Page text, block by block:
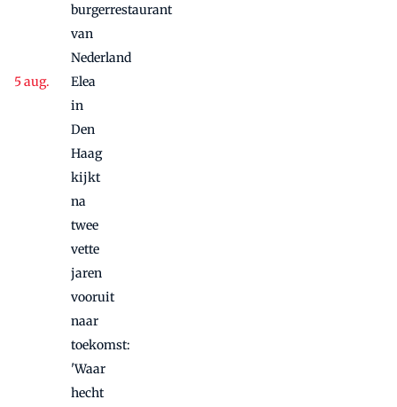
burgerrestaurant
van
Nederland
Elea
in
Den
Haag
kijkt
na
twee
vette
jaren
vooruit
naar
toekomst:
'Waar
hecht